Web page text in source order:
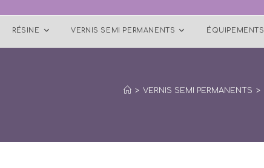
RÉSINE VERNIS SEMI PERMANENTS ÉQUIPEMENTS
> VERNIS SEMI PERMANENTS >